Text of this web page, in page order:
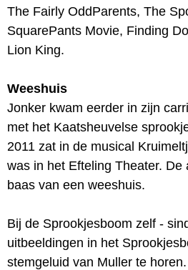
The Fairly OddParents, The
SquarePants Movie, Finding
Lion King.
Weeshuis
Jonker kwam eerder in zijn
met het Kaatsheuvelse
2011 zat in de musical
was in het Efteling Theater. De
baas van een weeshuis.
Bij de Sprookjesboom zelf -
uitbeeldingen in het
stemgeluid van Muller te